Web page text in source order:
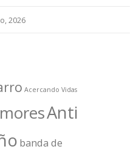
2026
Acercando Vidas
Anti
banda de